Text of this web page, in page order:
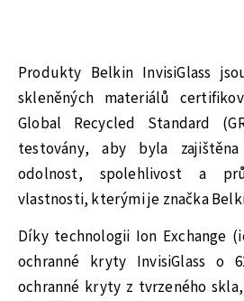
Produkty Belkin InvisiGlass
skleněných materiálů
Global Recycled Standard
testovány, aby byla
odolnost, spolehlivost a
vlastnosti, kterými je značka
Díky technologii Ion Exchange
ochranné kryty InvisiGlass o
ochranné kryty z tvrzeného